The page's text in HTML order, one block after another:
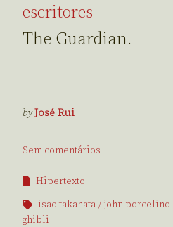
escritores
The Guardian.
byJosé Rui
Sem comentários
Hipertexto
isao takahata
john porcelino
ghibli